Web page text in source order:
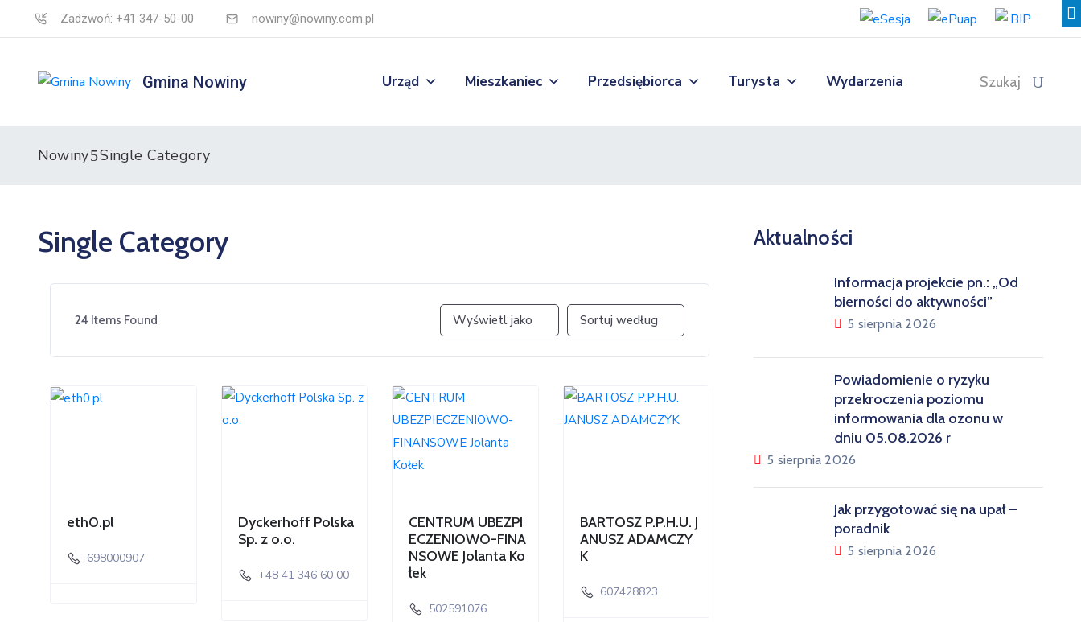
Zadzwoń: +41 347-50-00 nowiny@nowiny.com.pl
Gmina Nowiny Urząd Mieszkaniec Przedsiębiorca Turysta Wydarzenia Szukaj
Nowiny Single Category
Single Category
24 Items Found Wyświetl jako Sortuj według
eth0.pl
698000907
Dyckerhoff Polska
Sp. z o.o.
+48 41 346 60 00
CENTRUM UBEZPI
ECZENIOWO-FINA
NSOWE Jolanta Ko
łek
502591076
BARTOSZ P.P.H.U. J
ANUSZ ADAMCZY
K
607428823
Aktualności
Informacja projekcie pn.: „Od
bierności do aktywności”
5 sierpnia 2026
Powiadomienie o ryzyku
przekroczenia poziomu
informowania dla ozonu w
dniu 05.08.2026 r
5 sierpnia 2026
Jak przygotować się na upał –
poradnik
5 sierpnia 2026